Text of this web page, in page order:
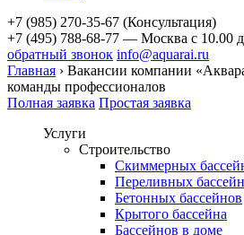
+7 (985) 270-35-67 (Консультация)
+7 (495) 788-68-77 — Москва с 10.00
обратный звонок info@aquarai.ru
Главная › Вакансии компании
команды профессионалов
Полная заявка Простая заявка
Услуги
Строительство
Скиммерных
Переливных
Бетонных бассейнов
Крытого бассейна
Бассейнов в доме